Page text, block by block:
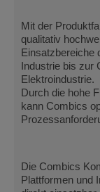
Mit der
qualitativ
Einsatzbereiche
Industrie bis zur
Elektroindustrie.
Durch die hohe
kann Combics
Die Combics
Plattformen und